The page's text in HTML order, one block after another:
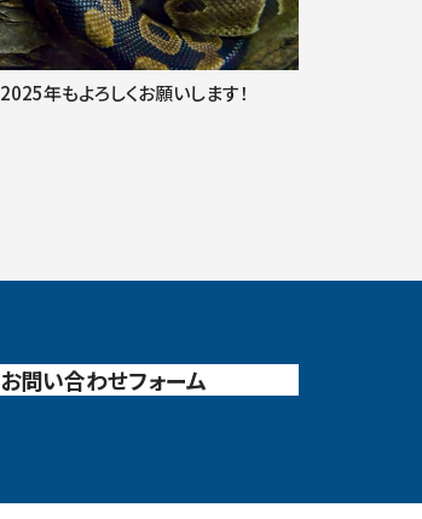
2025年もよろしくお願いします！
お問い合わせフォーム